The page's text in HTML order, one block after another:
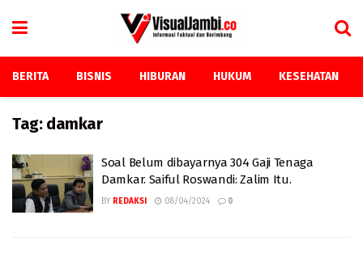
BERITA BISNIS HIBURAN HUKUM KESEHATAN
Tag: damkar
Soal Belum dibayarnya 304 Gaji Tenaga
Damkar. Saiful Roswandi: Zalim Itu.
BY REDAKSI 08/04/2024 0